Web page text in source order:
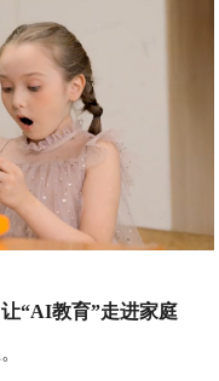
“AI教育”走进家庭